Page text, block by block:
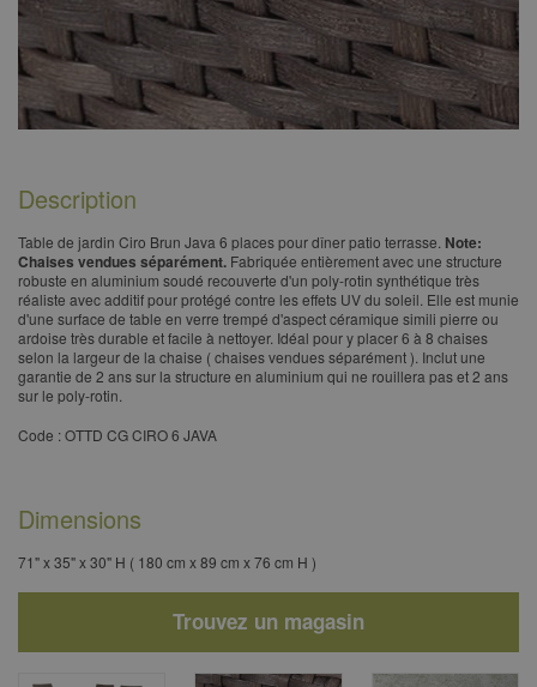
Description
Table de jardin Ciro Brun Java 6 places pour dîner patio terrasse. Note:
Chaises vendues séparément. Fabriquée entièrement avec une structure
robuste en aluminium soudé recouverte d'un poly-rotin synthétique très
réaliste avec additif pour protégé contre les effets UV du soleil. Elle est munie
d'une surface de table en verre trempé d'aspect céramique simili pierre ou
ardoise très durable et facile à nettoyer. Idéal pour y placer 6 à 8 chaises
selon la largeur de la chaise ( chaises vendues séparément ). Inclut une
garantie de 2 ans sur la structure en aluminium qui ne rouillera pas et 2 ans
sur le poly-rotin.
Code : OTTD CG CIRO 6 JAVA​
Dimensions
71" x 35" x 30" H ( 180 cm x 89 cm x 76 cm H )
Trouvez un magasin